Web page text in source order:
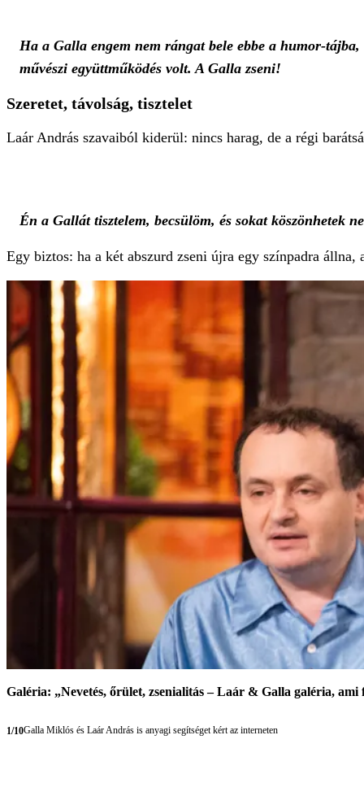
Ha a Galla engem nem rángat bele ebbe a humor-
művészi együttműködés volt. A Galla zseni!
Szeretet, távolság, tisztelet
Laár András szavaiból kiderül: nincs harag, de a régi
Én a Gallát tisztelem, becsülöm, és sokat köszönhetek
Egy biztos: ha a két abszurd zseni újra egy színpadra
Galéria: „Nevetés, őrület, zsenialitás – Laár & Galla galéria,
1/10Galla Miklós és Laár András is anyagi segítséget kért az interneten